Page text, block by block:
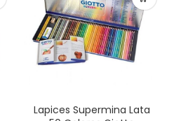
Lapices Supermina Lata